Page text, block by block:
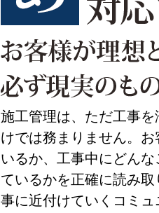
施工管理は、ただ工事
けでは務まりません。
いるか、工事中にどん
ているかを正確に読み
事に近付けていくコミュ